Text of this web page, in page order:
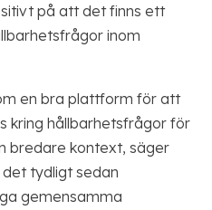
på att det finns ett
inom
en bra plattform för att
kring hållbarhetsfrågor för
bredare kontext, säger
tydligt sedan
gemensamma